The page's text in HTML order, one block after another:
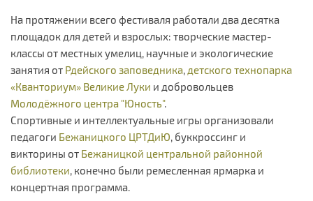
На протяжении всего фестиваля работали два десятка
площадок для детей и взрослых: творческие мастер-
классы от местных умелиц, научные и экологические
занятия от Рдейского заповедника, детского технопарка
«Кванториум» Великие Луки и добровольцев
Молодёжного центра "Юность".
Спортивные и интеллектуальные игры организовали
педагоги Бежаницкого ЦРТДиЮ, буккроссинг и
викторины от Бежаницкой центральной районной
библиотеки, конечно были ремесленная ярмарка и
концертная программа.